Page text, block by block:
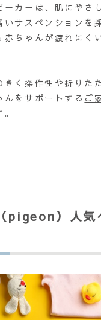
ーカーは、肌にやさ
いサスペンションを
赤ちゃんが疲れにく
きく操作性や折りた
んをサポートする ご
pigeon）人気